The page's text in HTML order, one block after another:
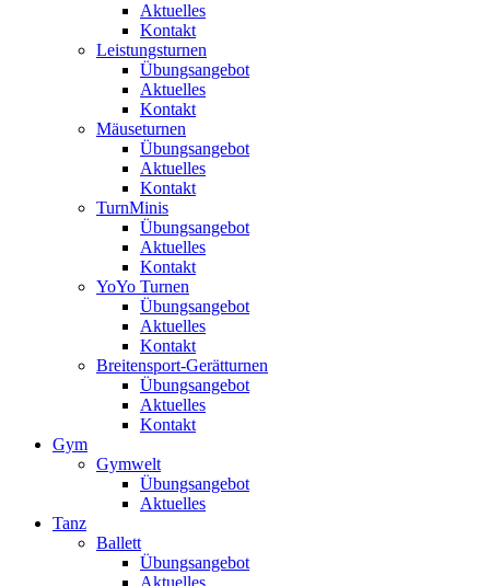
Aktuelles
Kontakt
Leistungsturnen
Übungsangebot
Aktuelles
Kontakt
Mäuseturnen
Übungsangebot
Aktuelles
Kontakt
TurnMinis
Übungsangebot
Aktuelles
Kontakt
YoYo Turnen
Übungsangebot
Aktuelles
Kontakt
Breitensport-Gerätturnen
Übungsangebot
Aktuelles
Kontakt
Gym
Gymwelt
Übungsangebot
Aktuelles
Tanz
Ballett
Übungsangebot
Aktuelles